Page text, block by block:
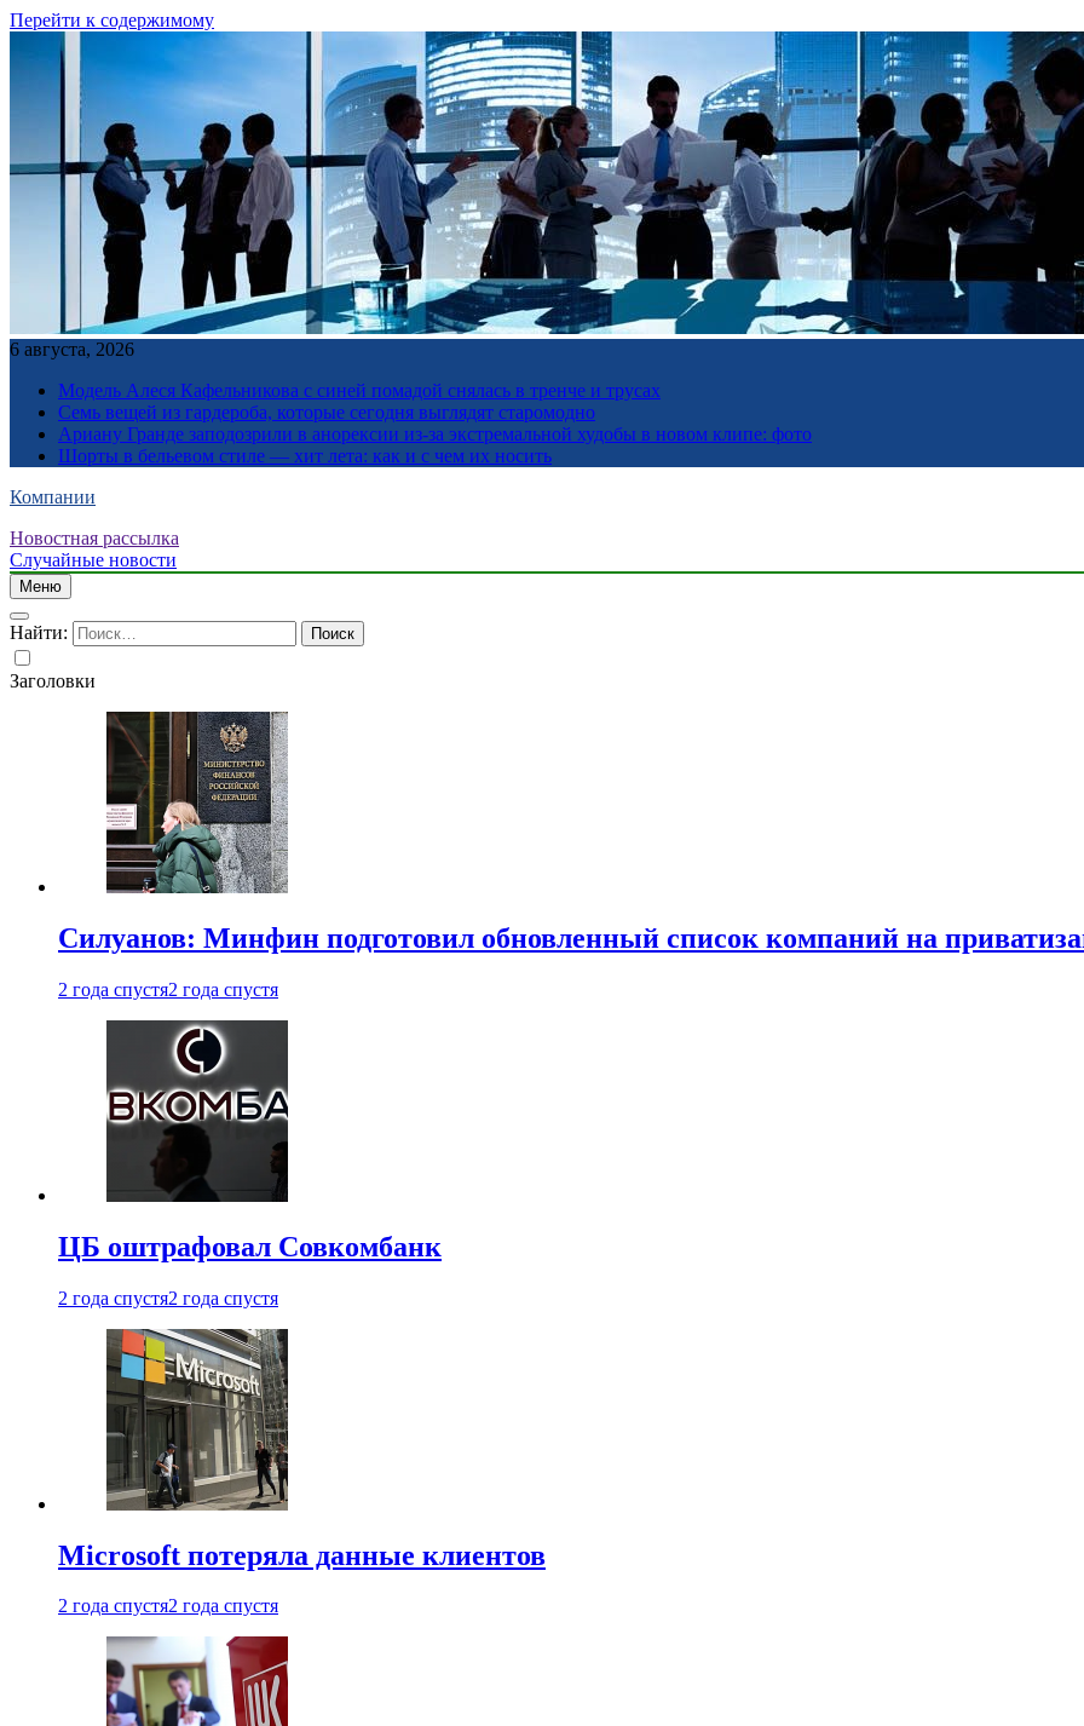
Перейти к содержимому
6 августа, 2026
Модель Алеся Кафельникова с синей помадой снялась в тренче и трусах
Семь вещей из гардероба, которые сегодня выглядят старомодно
Ариану Гранде заподозрили в анорексии из-за экстремальной худобы в новом клипе: фото
Шорты в бельевом стиле — хит лета: как и с чем их носить
Компании
Новостная рассылка
Случайные новости
Меню
Найти:
Заголовки
Силуанов: Минфин подготовил обновленный список компаний на
2 года спустя2 года спустя
ЦБ оштрафовал Совкомбанк
2 года спустя2 года спустя
Microsoft потеряла данные клиентов
2 года спустя2 года спустя